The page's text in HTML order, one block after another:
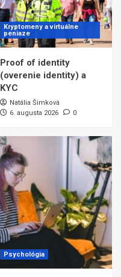
Kryptomeny a virtuálne
peniaze
Proof of identity
(overenie identity) a
KYC
Natália Šimková
6. augusta 2026
0
Psychológia